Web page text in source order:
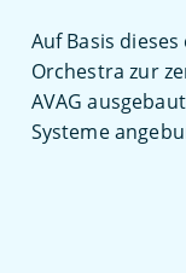
Auf Basis
Orchestra zur
AVAG
Systeme